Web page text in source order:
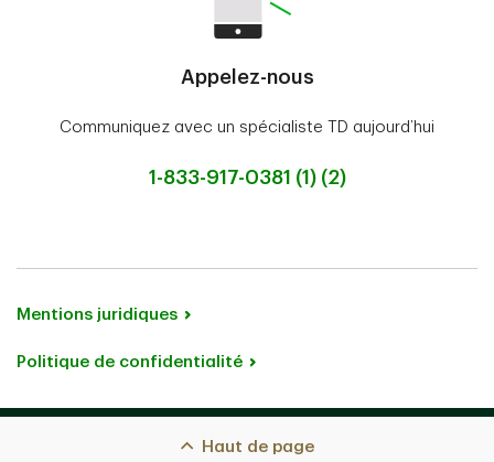
Appelez-nous
Communiquez avec un spécialiste TD aujourd’hui
1-833-917-0381 (1) (2)
Mentions juridiques
Politique de confidentialité
Haut de page